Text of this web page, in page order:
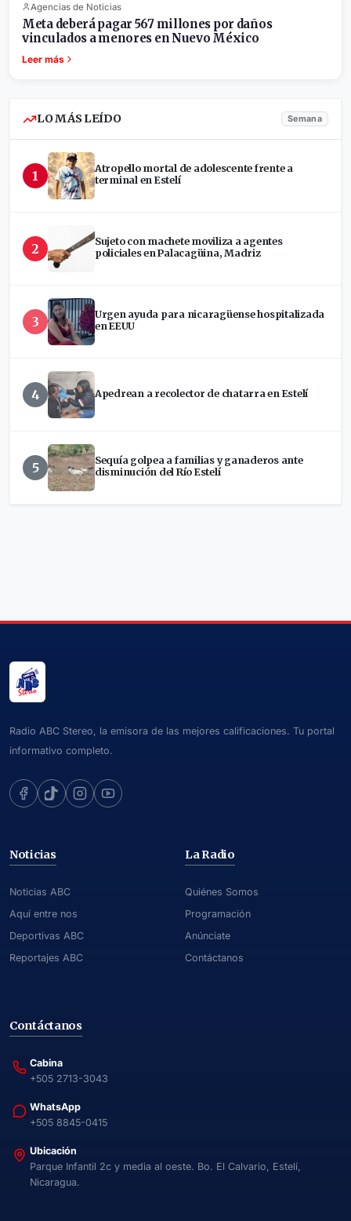
Agencias de Noticias
Meta deberá pagar 567 millones por daños
vinculados a menores en Nuevo México
Leer más
LO MÁS LEÍDO Semana
1
Atropello mortal de adolescente frente a
terminal en Estelí
2
Sujeto con machete moviliza a agentes
policiales en Palacagüina, Madriz
3
Urgen ayuda para nicaragüense hospitalizada
en EEUU
4 Apedrean a recolector de chatarra en Estelí
5
Sequía golpea a familias y ganaderos ante
disminución del Río Estelí
Radio ABC Stereo, la emisora de las mejores calificaciones. Tu portal
informativo completo.
Noticias
Noticias ABC
Aquí entre nos
Deportivas ABC
Reportajes ABC
La Radio
Quiénes Somos
Programación
Anúnciate
Contáctanos
Contáctanos
Cabina
+505 2713-3043
WhatsApp
+505 8845-0415
Ubicación
Parque Infantil 2c y media al oeste. Bo. El Calvario, Estelí,
Nicaragua.